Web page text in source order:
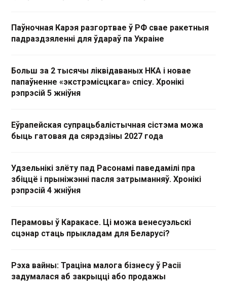
Паўночная Карэя разгортвае ў РФ свае ракетныя
падраздзяленні для ўдараў па Украіне
Больш за 2 тысячы ліквідаваных НКА і новае
папаўненне «экстрэмісцкага» спісу. Хронікі
рэпрэсій 5 жніўня
Еўрапейская супрацьбалістычная сістэма можа
быць гатовая да сярэдзіны 2027 года
Удзельнікі злёту пад Расонамі паведамілі пра
збіццё і прыніжэнні пасля затрыманняў. Хронікі
рэпрэсій 4 жніўня
Перамовы ў Каракасе. Ці можа венесуэльскі
сцэнар стаць прыкладам для Беларусі?
Рэха вайны: Траціна малога бізнесу ў Расіі
задумалася аб закрыцці або продажы